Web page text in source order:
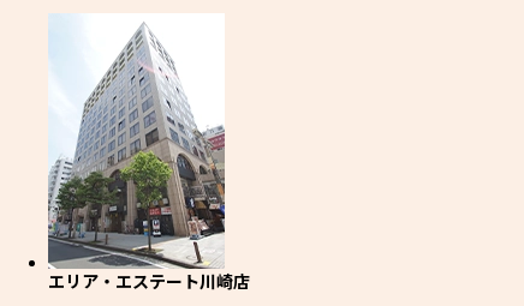
エリア・エステート川崎店